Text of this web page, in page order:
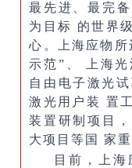
最先进、最完
为目标 的世界
心。上海应物
示范”、 上海
自由电子激光
激光用户装 置
装置研制项目
大项目等国 家
目前，上